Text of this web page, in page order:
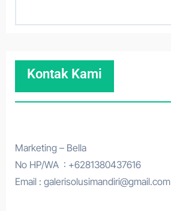
Kontak Kami
Marketing – Bella
No HP/WA : +6281380437616
Email : galerisolusimandiri@gmail.com